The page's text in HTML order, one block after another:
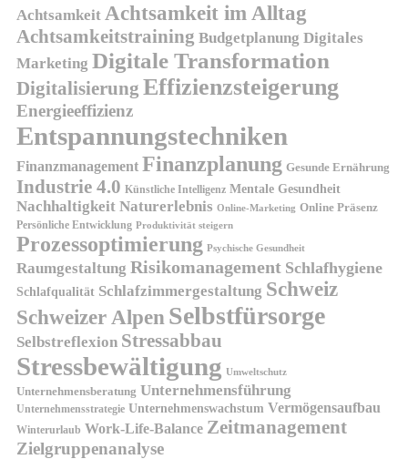
Achtsamkeit Achtsamkeit im Alltag
Achtsamkeitstraining Budgetplanung Digitales
Marketing Digitale Transformation
Digitalisierung Effizienzsteigerung
Energieeffizienz
Entspannungstechniken
Finanzmanagement Finanzplanung Gesunde Ernährung
Industrie 4.0 Künstliche Intelligenz Mentale Gesundheit
Nachhaltigkeit Naturerlebnis Online-Marketing Online Präsenz
Persönliche Entwicklung Produktivität steigern
Prozessoptimierung Psychische Gesundheit
Raumgestaltung Risikomanagement Schlafhygiene
Schlafqualität Schlafzimmergestaltung Schweiz
Schweizer Alpen Selbstfürsorge
Selbstreflexion Stressabbau
Stressbewältigung Umweltschutz
Unternehmensberatung Unternehmensführung
Unternehmensstrategie Unternehmenswachstum Vermögensaufbau
Winterurlaub Work-Life-Balance Zeitmanagement
Zielgruppenanalyse